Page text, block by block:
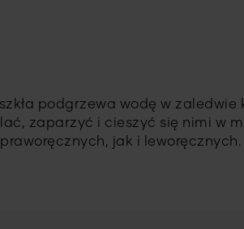
podgrzewa wodę w
zaparzyć i cieszyć się nimi w
jak i leworęcznych.